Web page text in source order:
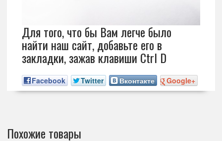
Для того, что бы Вам легче было
найти наш сайт, добавьте его в
закладки, зажав клавиши Ctrl D
Facebook Twitter Вконтакте Google+
Похожие товары